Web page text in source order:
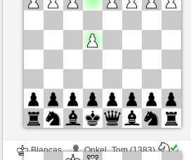
Esta partida es por puntos
Blancas
Onkel_Tom (1383)